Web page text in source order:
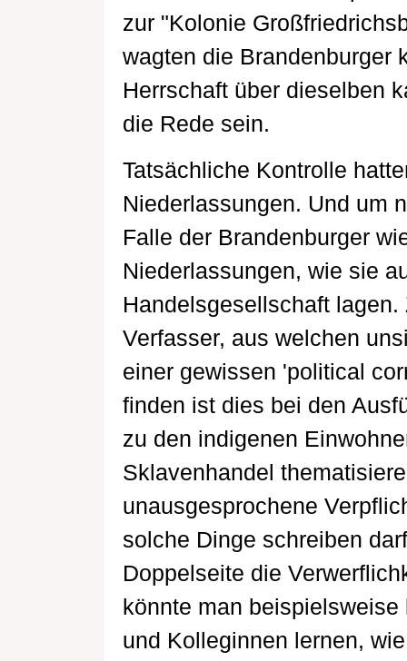
zur "Kolonie
wagten die Brandenburger
Herrschaft über dieselben
die Rede sein.
Tatsächliche Kontrolle
Niederlassungen. Und um
Falle der Brandenburger
Niederlassungen, wie sie
Handelsgesellschaft
Verfasser, aus welchen
einer gewissen 'political
finden ist dies bei den
zu den indigenen
Sklavenhandel
unausgesprochene
solche Dinge schreiben
Doppelseite die
könnte man
und Kolleginnen lernen,